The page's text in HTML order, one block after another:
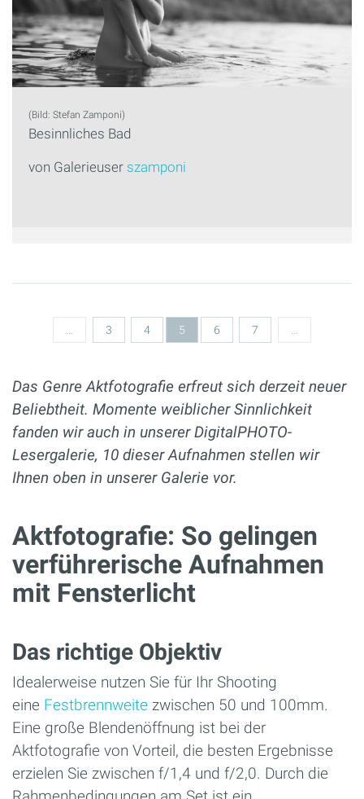
(Bild: Stefan Zamponi)
Besinnliches Bad
von Galerieuser szamponi
Seiten
3 4 5 6 7
Das Genre Aktfotografie erfreut sich derzeit neuer
Beliebtheit. Momente weiblicher Sinnlichkeit
fanden wir auch in unserer DigitalPHOTO-
Lesergalerie, 10 dieser Aufnahmen stellen wir
Ihnen oben in unserer Galerie vor.
Aktfotografie: So gelingen
verführerische Aufnahmen
mit Fensterlicht
Das richtige Objektiv
Idealerweise nutzen Sie für Ihr Shooting
eine Festbrennweite zwischen 50 und 100mm.
Eine große Blendenöffnung ist bei der
Aktfotografie von Vorteil, die besten Ergebnisse
erzielen Sie zwischen f/1,4 und f/2,0. Durch die